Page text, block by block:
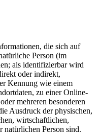
die sich auf
Person (im
als identifizierbar wird
oder indirekt,
Kennung wie einem
zu einer Online-
mehreren besonderen
Ausdruck der physischen,
wirtschaftlichen,
natürlichen Person sind.